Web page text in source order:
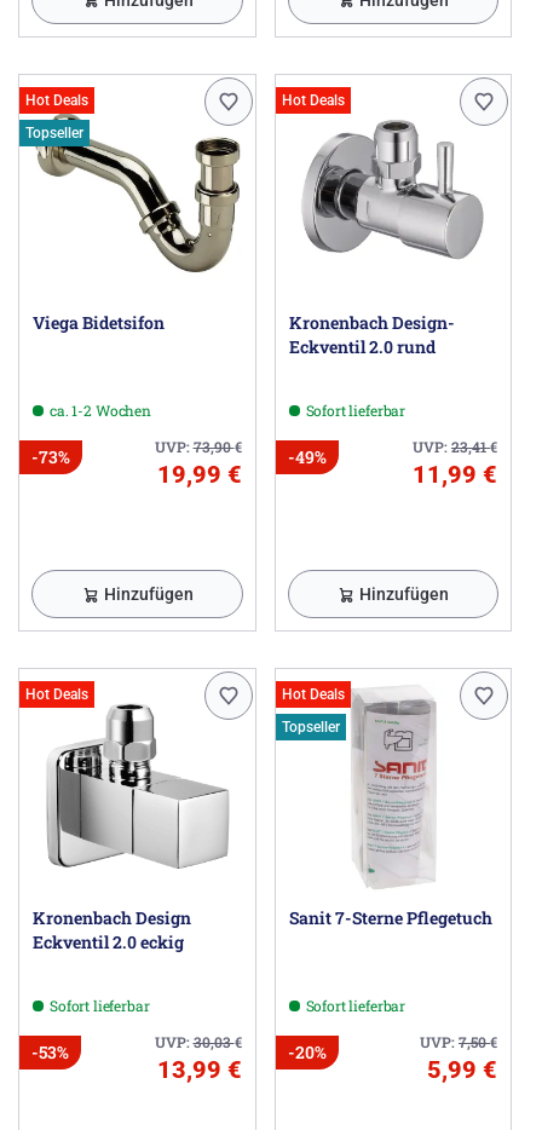
Hot Deals
Topseller
Viega Bidetsifon
ca. 1-2 Wochen
UVP:73,90€
-73%
19,99 €
Hinzufügen
Hot Deals
Kronenbach Design-
Eckventil 2.0 rund
Sofort lieferbar
UVP:23,41€
-49%
11,99 €
Hinzufügen
Hot Deals
Kronenbach Design
Eckventil 2.0 eckig
Sofort lieferbar
UVP:30,03€
-53%
13,99 €
Hot Deals
Topseller
Sanit 7-Sterne Pflegetuch
Sofort lieferbar
UVP:7,50€
-20%
5,99 €